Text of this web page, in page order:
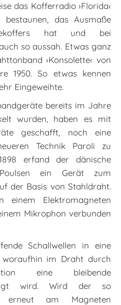
das Kofferradio ›Florida‹
das Ausmaße
hat und bei
so aussah. Etwas ganz
›Konsolette‹ von
1950. So etwas kennen
Eingeweihte.
bereits im Jahre
wurden, haben es mit
geschafft, noch eine
Technik Paroli zu
erfand der dänische
ein Gerät zum
der Basis von Stahldraht.
Elektromagneten
Mikrophon verbunden
Schallwellen in eine
woraufhin im Draht durch
eine bleibende
wird. Wird der so
erneut am Magneten